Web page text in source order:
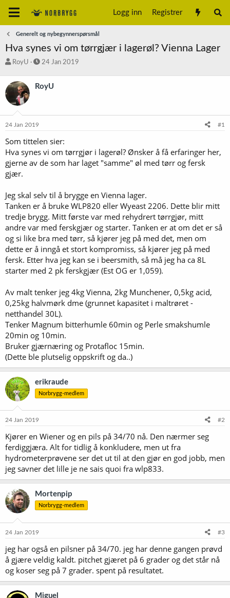
Logg inn Registrer
Generelt og nybegynnerspørsmål
Hva synes vi om tørrgjær i lagerøl? Vienna Lager
T
å
d
a
r
e
r
RoyU
S
r
a
24 Jan 2019
RoyU
24 Jan 2019 #1
Som tittelen sier:
Hva synes vi om tørrgjør i lagerøl? Ønsker å få erfaringer her,
gjerne av de som har laget "samme" øl med tørr og fersk
gjær.
Jeg skal selv til å brygge en Vienna lager.
Tanken er å bruke WLP820 eller Wyeast 2206. Dette blir mitt
tredje brygg. Mitt første var med rehydrert tørrgjør, mitt
andre var med ferskgjær og starter. Tanken er at om det er så
og si like bra med tørr, så kjører jeg på med det, men om
dette er å inngå et stort kompromiss, så kjører jeg på med
fersk. Etter hva jeg kan se i beersmith, så må jeg ha ca 8L
starter med 2 pk ferskgjær (Est OG er 1,059).
Av malt tenker jeg 4kg Vienna, 2kg Munchener, 0,5kg acid,
0,25kg halvmørk dme (grunnet kapasitet i maltrøret -
netthandel 30L).
Tenker Magnum bitterhumle 60min og Perle smakshumle
20min og 10min.
Bruker gjærnæring og Protafloc 15min.
(Dette ble plutselig oppskrift og da..)
erikraude
Norbrygg-medlem
24 Jan 2019 #2
Kjører en Wiener og en pils på 34/70 nå. Den nærmer seg
ferdiggjæra. Alt for tidlig å konkludere, men ut fra
hydrometerprøvene ser det ut til at den gjør en god jobb, men
jeg savner det lille je ne sais quoi fra wlp833.
Mortenpip
Norbrygg-medlem
24 Jan 2019 #3
jeg har også en pilsner på 34/70. jeg har denne gangen prøvd
å gjære veldig kaldt. pitchet gjæret på 6 grader og det står nå
og koser seg på 7 grader. spent på resultatet.
Miguel